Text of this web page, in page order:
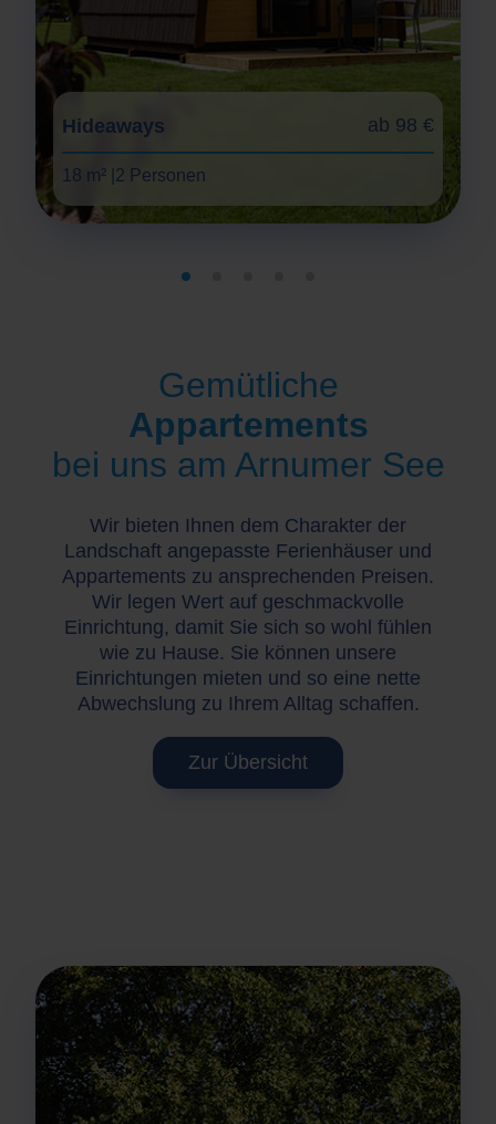
Hideaways ab 98 €
18 m² | 2 Personen
Gemütliche
Appartements
bei uns am Arnumer See
Wir bieten Ihnen dem Charakter der
Landschaft angepasste Ferienhäuser und
Appartements zu ansprechenden Preisen.
Wir legen Wert auf geschmackvolle
Einrichtung, damit Sie sich so wohl fühlen
wie zu Hause. Sie können unsere
Einrichtungen mieten und so eine nette
Abwechslung zu Ihrem Alltag schaffen.
Zur Übersicht